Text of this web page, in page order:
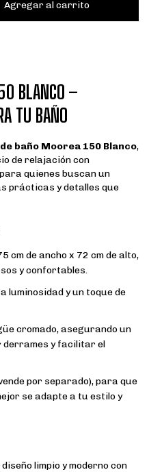
BLANCO –
TU BAÑO
baño Moorea 150 Blanco,
de relajación con
quienes buscan un
prácticas y detalles que
cm de ancho x 72 cm de alto,
y confortables.
luminosidad y un toque de
cromado, asegurando un
y facilitar el
por separado), para que
se adapte a tu estilo y
limpio y moderno con